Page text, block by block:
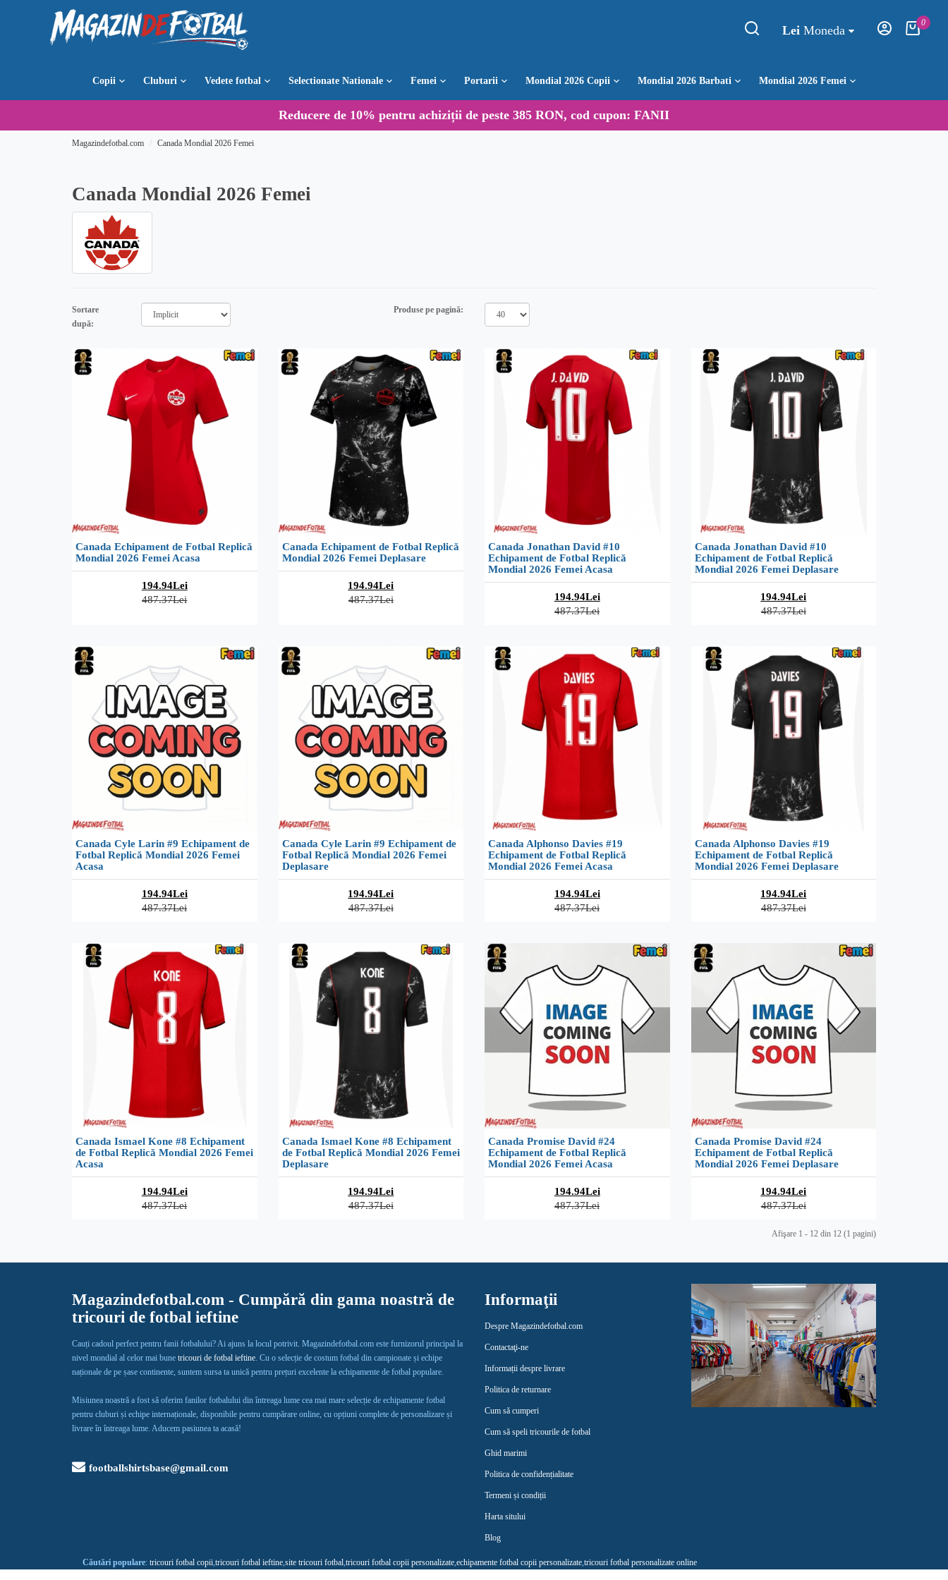
Lei Moneda
0
Copii Cluburi Vedete fotbal Selectionate Nationale Femei Portarii Mondial 2026 Copii Mondial 2026 Barbati Mondial 2026 Femei
Reducere de 10% pentru achiziții de peste 385 RON, cod cupon: FANII
Magazindefotbal.com Canada Mondial 2026 Femei
Canada Mondial 2026 Femei
Sortare
după:
Produse pe pagină:
Canada Echipament de Fotbal Replică
Mondial 2026 Femei Acasa
194.94Lei
487.37Lei
Canada Echipament de Fotbal Replică
Mondial 2026 Femei Deplasare
194.94Lei
487.37Lei
Canada Jonathan David #10
Echipament de Fotbal Replică
Mondial 2026 Femei Acasa
194.94Lei
487.37Lei
Canada Jonathan David #10
Echipament de Fotbal Replică
Mondial 2026 Femei Deplasare
194.94Lei
487.37Lei
Canada Cyle Larin #9 Echipament de
Fotbal Replică Mondial 2026 Femei
Acasa
194.94Lei
487.37Lei
Canada Cyle Larin #9 Echipament de
Fotbal Replică Mondial 2026 Femei
Deplasare
194.94Lei
487.37Lei
Canada Alphonso Davies #19
Echipament de Fotbal Replică
Mondial 2026 Femei Acasa
194.94Lei
487.37Lei
Canada Alphonso Davies #19
Echipament de Fotbal Replică
Mondial 2026 Femei Deplasare
194.94Lei
487.37Lei
Canada Ismael Kone #8 Echipament
de Fotbal Replică Mondial 2026 Femei
Acasa
194.94Lei
487.37Lei
Canada Ismael Kone #8 Echipament
de Fotbal Replică Mondial 2026 Femei
Deplasare
194.94Lei
487.37Lei
Canada Promise David #24
Echipament de Fotbal Replică
Mondial 2026 Femei Acasa
194.94Lei
487.37Lei
Canada Promise David #24
Echipament de Fotbal Replică
Mondial 2026 Femei Deplasare
194.94Lei
487.37Lei
Afişare 1 - 12 din 12 (1 pagini)
Magazindefotbal.com - Cumpără din gama noastră de
tricouri de fotbal ieftine
Cauți cadoul perfect pentru fanii fotbalului? Ai ajuns la locul potrivit. Magazindefotbal.com este furnizorul principal la
nivel mondial al celor mai bune tricouri de fotbal ieftine . Cu o selecție de costum fotbal din campionate și echipe
naționale de pe șase continente, suntem sursa ta unică pentru prețuri excelente la echipamente de fotbal populare.
Misiunea noastră a fost să oferim fanilor fotbalului din întreaga lume cea mai mare selecție de echipamente fotbal
pentru cluburi și echipe internaționale, disponibile pentru cumpărare online, cu opțiuni complete de personalizare și
livrare în întreaga lume. Aducem pasiunea ta acasă!
footballshirtsbase@gmail.com
Informaţii
Despre Magazindefotbal.com
Contactaţi-ne
Informații despre livrare
Politica de returnare
Cum să cumperi
Cum să speli tricourile de fotbal
Ghid marimi
Politica de confidențialitate
Termeni și condiții
Harta sitului
Blog
Căutări populare: tricouri fotbal copii tricouri fotbal ieftine site tricouri fotbal tricouri fotbal copii personalizate echipamente fotbal copii personalizate tricouri fotbal personalizate online